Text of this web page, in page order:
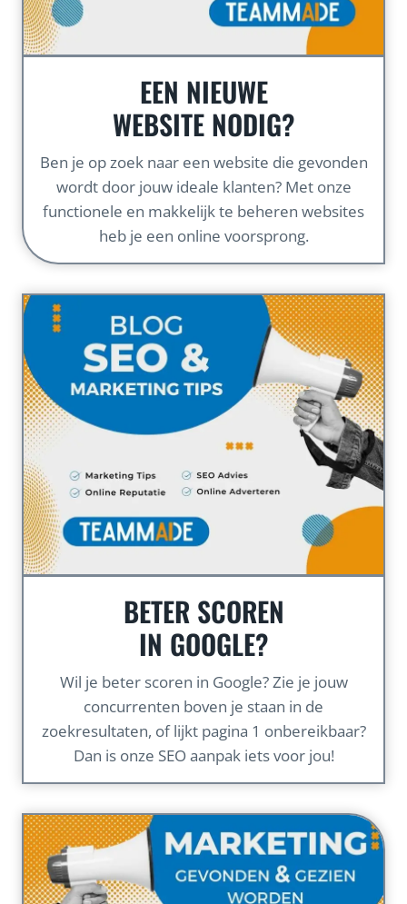
EEN NIEUWE
WEBSITE NODIG?
Ben je op zoek naar een website die gevonden
wordt door jouw ideale klanten? Met onze
functionele en makkelijk te beheren websites
heb je een online voorsprong.
BETER SCOREN
IN GOOGLE?
Wil je beter scoren in Google? Zie je jouw
concurrenten boven je staan in de
zoekresultaten, of lijkt pagina 1 onbereikbaar?
Dan is onze SEO aanpak iets voor jou!